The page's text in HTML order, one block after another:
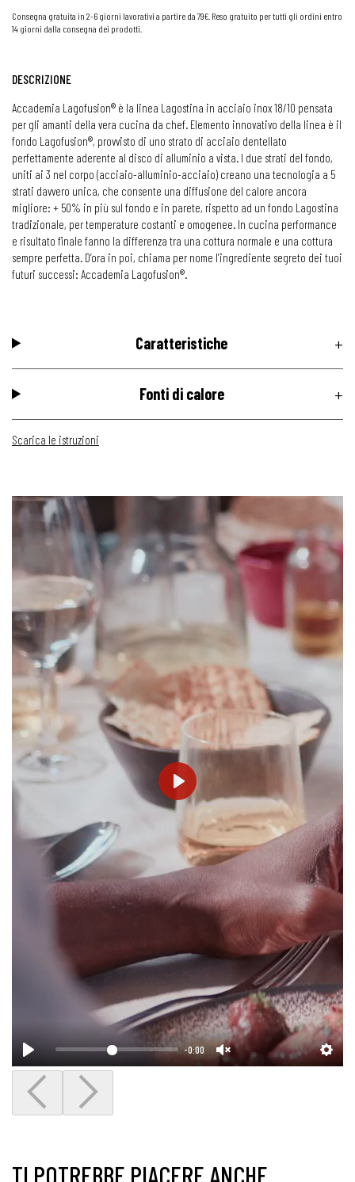
Consegna gratuita in 2-6 giorni lavorativi a partire da 79€. Reso gratuito per tutti gli ordini entro
14 giorni dalla consegna dei prodotti.
DESCRIZIONE
Accademia Lagofusion® è la linea Lagostina in acciaio inox 18/10 pensata
per gli amanti della vera cucina da chef. Elemento innovativo della linea è il
fondo Lagofusion®, provvisto di uno strato di acciaio dentellato
perfettamente aderente al disco di alluminio a vista. I due strati del fondo,
uniti ai 3 nel corpo (acciaio-alluminio-acciaio) creano una tecnologia a 5
strati davvero unica, che consente una diffusione del calore ancora
migliore: + 50% in più sul fondo e in parete, rispetto ad un fondo Lagostina
tradizionale, per temperature costanti e omogenee. In cucina performance
e risultato finale fanno la differenza tra una cottura normale e una cottura
sempre perfetta. D’ora in poi, chiama per nome l’ingrediente segreto dei tuoi
futuri successi: Accademia Lagofusion®.
Caratteristiche
Fonti di calore
Scarica le istruzioni
-0:00
TI POTREBBE PIACERE ANCHE